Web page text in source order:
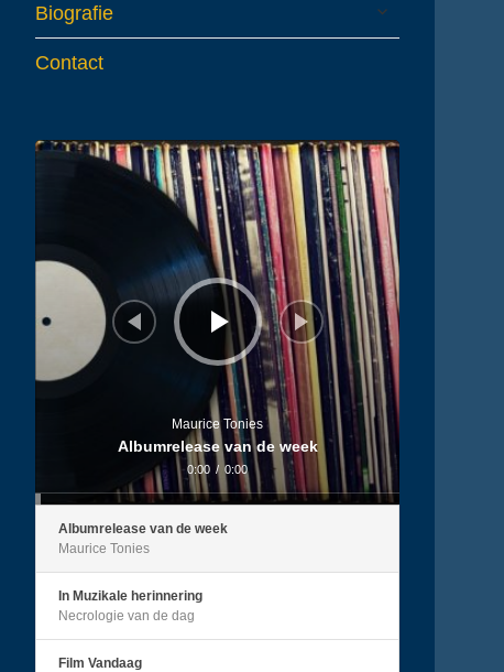
Biografie
child
menu
Contact
Audiospeler
Maurice Tonies
Albumrelease van de week
0:00 / 0:00
Albumrelease van de week
Maurice Tonies
In Muzikale herinnering
Necrologie van de dag
Film Vandaag